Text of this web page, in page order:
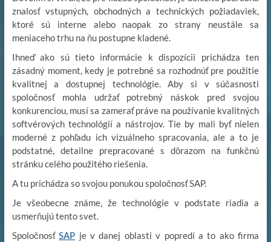
znalosť vstupných, obchodných a technických požiadaviek,
ktoré sú interne alebo naopak zo strany neustále sa
meniaceho trhu na ňu postupne kladené.
Ihneď ako sú tieto informácie k dispozícii prichádza ten
zásadný moment, kedy je potrebné sa rozhodnúť pre použitie
kvalitnej a dostupnej technológie. Aby si v súčasnosti
spoločnosť mohla udržať potrebný náskok pred svojou
konkurenciou, musí sa zamerať práve na používanie kvalitných
softvérových technológií a nástrojov. Tie by mali byť nielen
moderné z pohľadu ich vizuálneho spracovania, ale a to je
podstatné, detailne prepracované s dôrazom na funkčnú
stránku celého použitého riešenia.
A tu prichádza so svojou ponukou spoločnosť SAP.
Je všeobecne známe, že technológie v podstate riadia a
usmerňujú tento svet.
Spoločnosť SAP je v danej oblasti v popredí a to ako firma